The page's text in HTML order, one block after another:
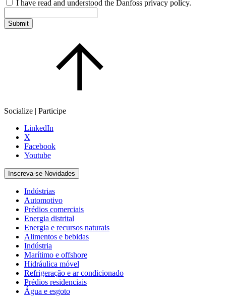
I have read and understood the Danfoss privacy policy.
Submit
Socialize | Participe
LinkedIn
X
Facebook
Youtube
Inscreva-se Novidades
Indústrias
Automotivo
Prédios comerciais
Energia distrital
Energia e recursos naturais
Alimentos e bebidas
Indústria
Marítimo e offshore
Hidráulica móvel
Refrigeração e ar condicionado
Prédios residenciais
Água e esgoto